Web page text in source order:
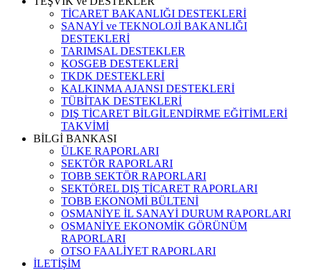
TİCARET BAKANLIĞI DESTEKLERİ
SANAYİ ve TEKNOLOJİ BAKANLIĞI
DESTEKLERİ
TARIMSAL DESTEKLER
KOSGEB DESTEKLERİ
TKDK DESTEKLERİ
KALKINMA AJANSI DESTEKLERİ
TÜBİTAK DESTEKLERİ
DIŞ TİCARET BİLGİLENDİRME EĞİTİMLERİ
TAKVİMİ
BİLGİ BANKASI
ÜLKE RAPORLARI
SEKTÖR RAPORLARI
TOBB SEKTÖR RAPORLARI
SEKTÖREL DIŞ TİCARET RAPORLARI
TOBB EKONOMİ BÜLTENİ
OSMANİYE İL SANAYİ DURUM RAPORLARI
OSMANİYE EKONOMİK GÖRÜNÜM
RAPORLARI
OTSO FAALİYET RAPORLARI
İLETİŞİM